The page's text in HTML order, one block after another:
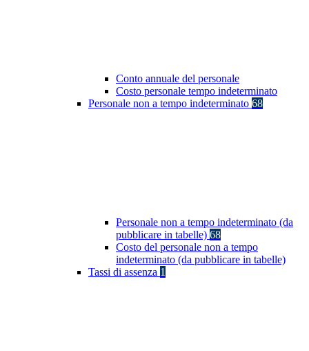
Conto annuale del personale
Costo personale tempo indeterminato
Personale non a tempo indeterminato 68
Personale non a tempo indeterminato (da
pubblicare in tabelle) 68
Costo del personale non a tempo
indeterminato (da pubblicare in tabelle)
Tassi di assenza 1